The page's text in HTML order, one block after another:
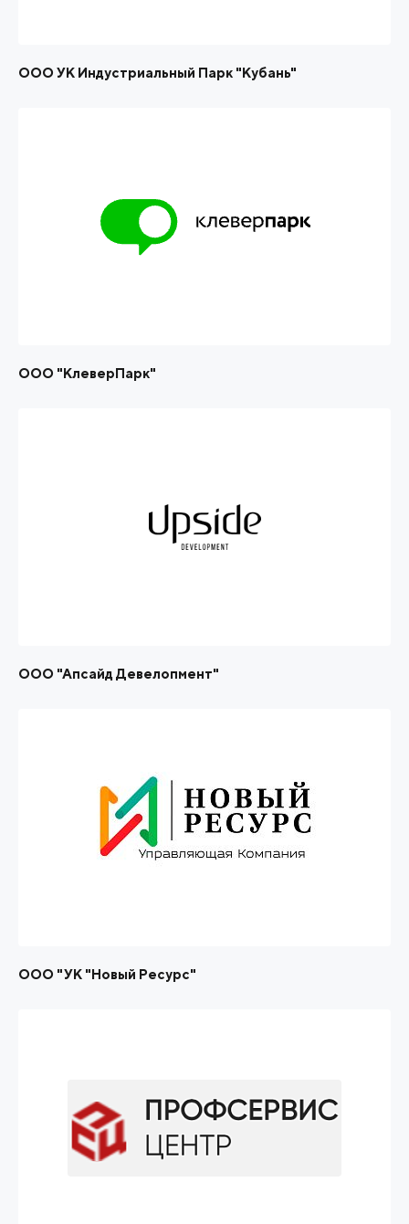
ООО УК Индустриальный Парк "Кубань"
ООО "КлеверПарк"
ООО "Апсайд Девелопмент"
ООО "УК "Новый Ресурс"